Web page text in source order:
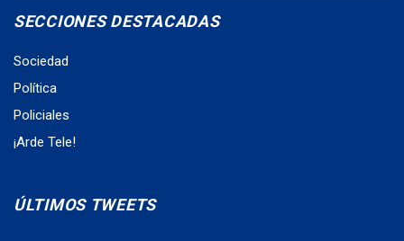
SECCIONES DESTACADAS
Sociedad
Política
Policiales
¡Arde Tele!
ÚLTIMOS TWEETS